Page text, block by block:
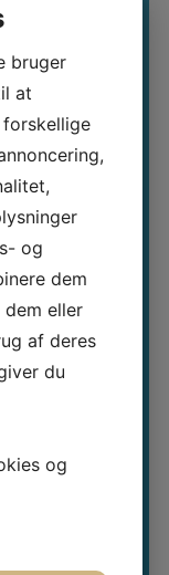
for
firmaet
: Som fuldt
for
på
på SKAT)
bruger
at
og
dem
eller
af deres
du
og